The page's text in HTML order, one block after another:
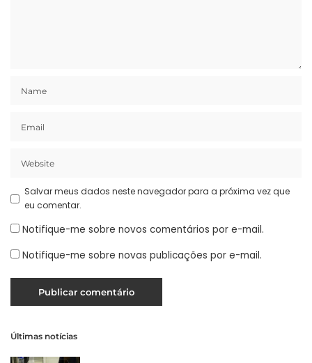
Salvar meus dados neste navegador para a próxima vez que
eu comentar.
Notifique-me sobre novos comentários por e-mail.
Notifique-me sobre novas publicações por e-mail.
Últimas notícias